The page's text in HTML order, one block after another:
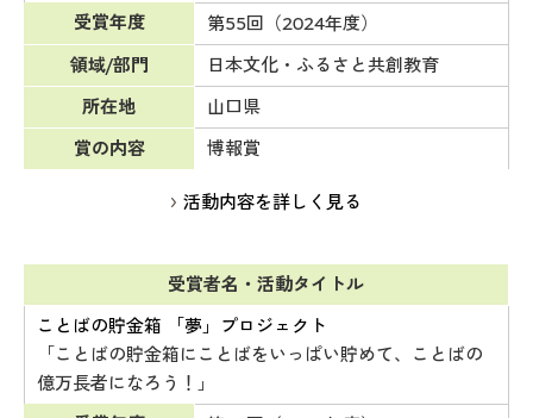
受賞年度
第55回（2024年度）
領域/部門
日本文化・ふるさと共創教育
所在地
山口県
賞の内容
博報賞
活動内容を詳しく見る
受賞者名・活動タイトル
ことばの貯金箱 「夢」プロジェクト
「ことばの貯金箱にことばをいっぱい貯めて、ことばの
億万長者になろう！」